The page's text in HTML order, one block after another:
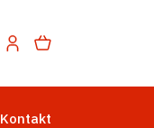
Kontakt